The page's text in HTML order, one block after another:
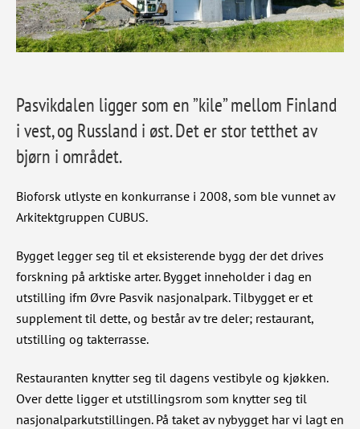
Pasvikdalen ligger som en ”kile” mellom Finland
i vest, og Russland i øst. Det er stor tetthet av
bjørn i området.
Bioforsk utlyste en konkurranse i 2008, som ble vunnet av
Arkitektgruppen CUBUS.
Bygget legger seg til et eksisterende bygg der det drives
forskning på arktiske arter. Bygget inneholder i dag en
utstilling ifm Øvre Pasvik nasjonalpark. Tilbygget er et
supplement til dette, og består av tre deler; restaurant,
utstilling og takterrasse.
Restauranten knytter seg til dagens vestibyle og kjøkken.
Over dette ligger et utstillingsrom som knytter seg til
nasjonalparkutstillingen. På taket av nybygget har vi lagt en